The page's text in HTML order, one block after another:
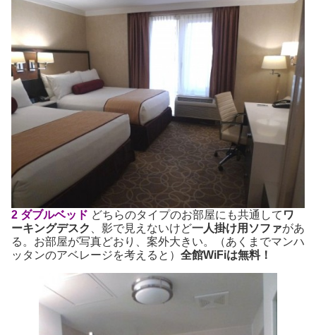
2 ダブルベッド どちらのタイプのお部屋にも共通して ワ
ーキングデスク
、影で見えないけど一人掛け用ソファがあ
る。お部屋が写真どおり、案外大きい。（あくまでマンハ
ッタンのアベレージを考えると） 全館WiFiは無料！